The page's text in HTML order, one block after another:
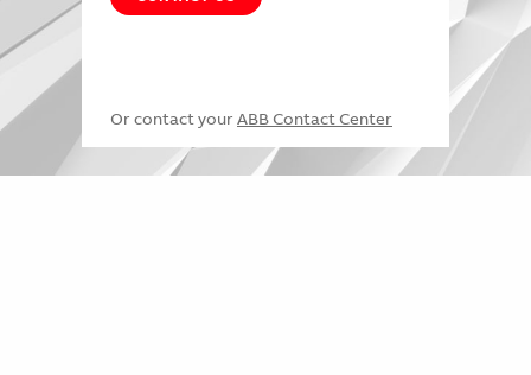
Or contact your ABB Contact Center